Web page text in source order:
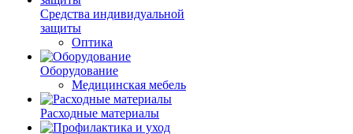
Средства индивидуальной
защиты
Оптика
Оборудование
Медицинская мебель
Расходные материалы